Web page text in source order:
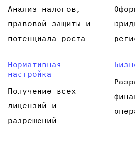
Анализ налогов,
правовой защиты и
потенциала роста
Нормативная
настройка
Получение всех
лицензий и
разрешений